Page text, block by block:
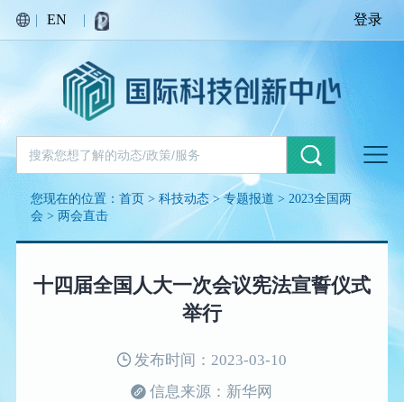
| EN | 登录
您现在的位置：首页 >科技动态>专题报道 > 2023全国两
会 >两会直击
十四届全国人大一次会议宪法宣誓仪式
举行
发布时间：2023-03-10
信息来源：新华网